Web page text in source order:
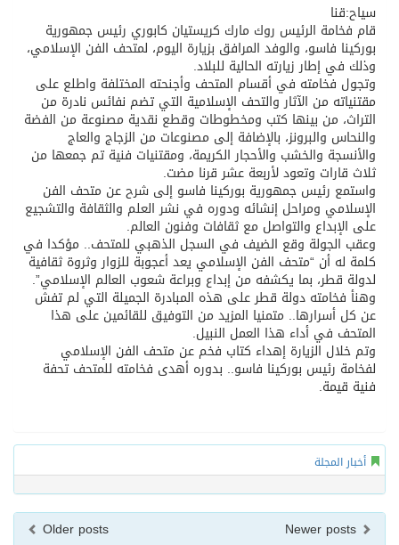
سياح:قنا
قام فخامة الرئيس روك مارك كريستيان كابوري رئيس جمهورية
بوركينا فاسو، والوفد المرافق بزيارة اليوم، لمتحف الفن الإسلامي،
وذلك في إطار زيارته الحالية للبلاد.
وتجول فخامته في أقسام المتحف وأجنحته المختلفة واطلع على
مقتنياته من الآثار والتحف الإسلامية التي تضم نفائس نادرة من
التراث، من بينها كتب ومخطوطات وقطع نقدية مصنوعة من الفضة
والنحاس والبرونز، بالإضافة إلى مصنوعات من الزجاج والعاج
والأنسجة والخشب والأحجار الكريمة، ومقتنيات فنية تم جمعها من
ثلاث قارات وتعود لأربعة عشر قرنا مضت.
واستمع رئيس جمهورية بوركينا فاسو إلى شرح عن متحف الفن
الإسلامي ومراحل إنشائه ودوره في نشر العلم والثقافة والتشجيع
على الإبداع والتواصل مع ثقافات وفنون العالم.
وعقب الجولة وقع الضيف في السجل الذهبي للمتحف.. مؤكدا في
كلمة له أن “متحف الفن الإسلامي يعد أعجوبة للزوار وثروة ثقافية
لدولة قطر، بما يكشفه من إبداع وبراعة شعوب العالم الإسلامي”.
وهنأ فخامته دولة قطر على هذه المبادرة الجميلة التي لم تفش
عن كل أسرارها.. متمنيا المزيد من التوفيق للقائمين على هذا
المتحف في أداء هذا العمل النبيل.
وتم خلال الزيارة إهداء كتاب فخم عن متحف الفن الإسلامي
لفخامة رئيس بوركينا فاسو.. بدوره أهدى فخامته للمتحف تحفة
فنية قيمة.
أخبار المجلة
Older posts